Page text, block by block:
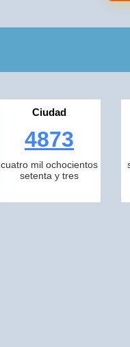
Ciudad
4873
cuatro mil ochocientos
setenta y tres